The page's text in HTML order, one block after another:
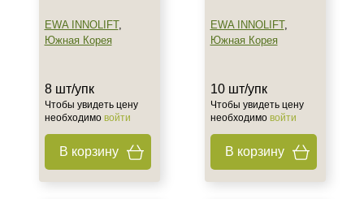
EWA INNOLIFT,
Южная Корея
8 шт/упк
Чтобы увидеть цену
необходимо войти
В корзину
EWA INNOLIFT,
Южная Корея
10 шт/упк
Чтобы увидеть цену
необходимо войти
В корзину